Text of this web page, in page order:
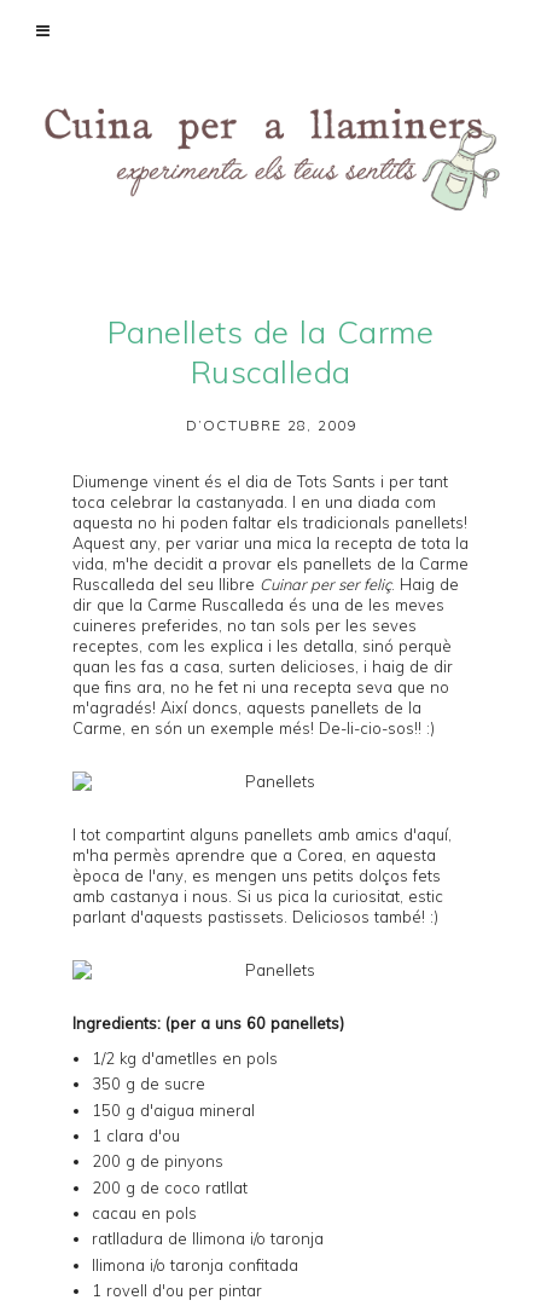
Panellets de la Carme
Ruscalleda
D’OCTUBRE 28, 2009
Diumenge vinent és el dia de Tots Sants i per tant
toca celebrar la castanyada. I en una diada com
aquesta no hi poden faltar els tradicionals panellets!
Aquest any, per variar una mica la recepta de tota la
vida, m'he decidit a provar els panellets de la Carme
Ruscalleda del seu llibre Cuinar per ser feliç. Haig de
dir que la Carme Ruscalleda és una de les meves
cuineres preferides, no tan sols per les seves
receptes, com les explica i les detalla, sinó perquè
quan les fas a casa, surten delicioses, i haig de dir
que fins ara, no he fet ni una recepta seva que no
m'agradés! Així doncs, aquests panellets de la
Carme, en són un exemple més! De-li-cio-sos!! :)
I tot compartint alguns panellets amb amics d'aquí,
m'ha permès aprendre que a Corea, en aquesta
època de l'any, es mengen uns petits dolços fets
amb castanya i nous. Si us pica la curiositat, estic
parlant d'aquests pastissets . Deliciosos també! :)
Ingredients: (per a uns 60 panellets)
1/2 kg d'ametlles en pols
350 g de sucre
150 g d'aigua mineral
1 clara d'ou
200 g de pinyons
200 g de coco ratllat
cacau en pols
ratlladura de llimona i/o taronja
llimona i/o taronja confitada
1 rovell d'ou per pintar